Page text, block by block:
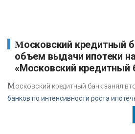
Московский кредитный банк увеличил
объем выдачи ипотеки
«Московский кредитный
Московский кредитный банк занял
банков по интенсивности роста